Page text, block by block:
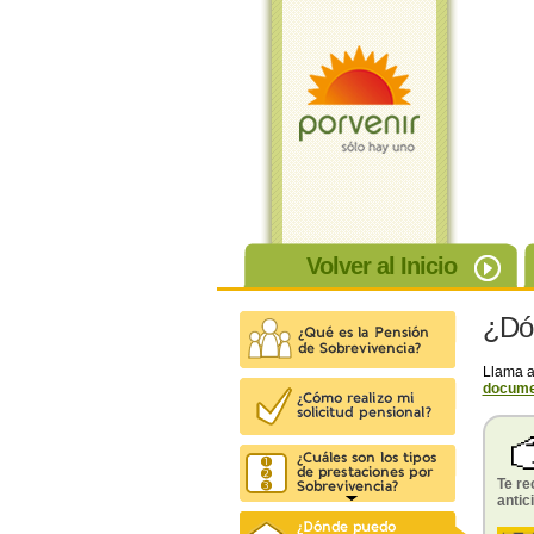
Volver al Inicio
Llama
Te